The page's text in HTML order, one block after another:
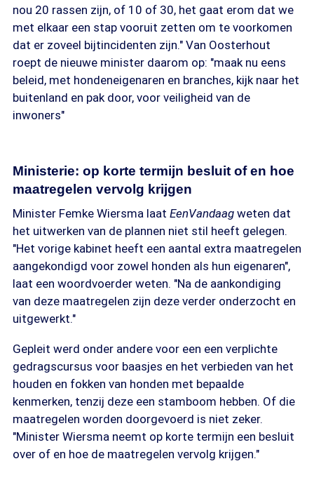
nou 20 rassen zijn, of 10 of 30, het gaat erom dat we
met elkaar een stap vooruit zetten om te voorkomen
dat er zoveel bijtincidenten zijn." Van Oosterhout
roept de nieuwe minister daarom op: "maak nu eens
beleid, met hondeneigenaren en branches, kijk naar het
buitenland en pak door, voor veiligheid van de
inwoners"
Ministerie: op korte termijn besluit of en hoe
maatregelen vervolg krijgen
Minister Femke Wiersma laat EenVandaag weten dat
het uitwerken van de plannen niet stil heeft gelegen.
"Het vorige kabinet heeft een aantal extra maatregelen
aangekondigd voor zowel honden als hun eigenaren",
laat een woordvoerder weten. "Na de aankondiging
van deze maatregelen zijn deze verder onderzocht en
uitgewerkt."
Gepleit werd onder andere voor een een verplichte
gedragscursus voor baasjes en het verbieden van het
houden en fokken van honden met bepaalde
kenmerken, tenzij deze een stamboom hebben. Of die
maatregelen worden doorgevoerd is niet zeker.
"Minister Wiersma neemt op korte termijn een besluit
over of en hoe de maatregelen vervolg krijgen."